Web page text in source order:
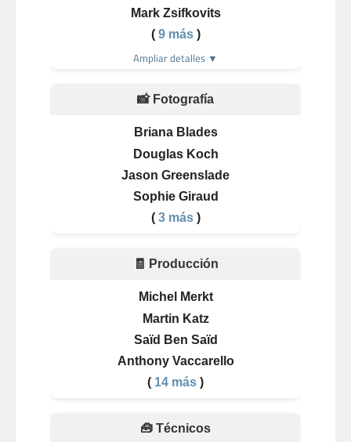
Mark Zsifkovits
( 9 más)
Ampliar detalles ▼
📸 Fotografía
Briana Blades
Douglas Koch
Jason Greenslade
Sophie Giraud
( 3 más)
🧾 Producción
Michel Merkt
Martin Katz
Saïd Ben Saïd
Anthony Vaccarello
( 14 más )
🧰 Técnicos